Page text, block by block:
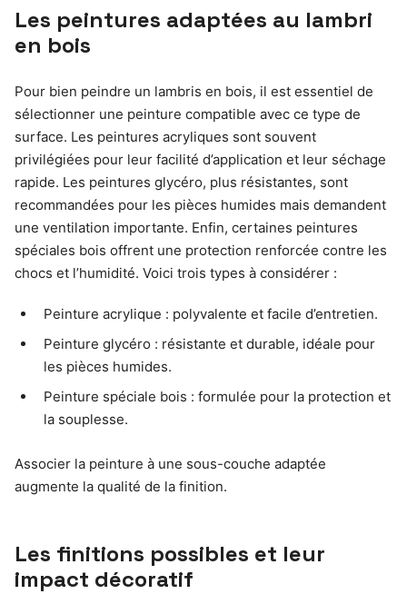
Les peintures adaptées au lambri
en bois
Pour bien peindre un lambris en bois, il est essentiel de
sélectionner une peinture compatible avec ce type de
surface. Les peintures acryliques sont souvent
privilégiées pour leur facilité d’application et leur séchage
rapide. Les peintures glycéro, plus résistantes, sont
recommandées pour les pièces humides mais demandent
une ventilation importante. Enfin, certaines peintures
spéciales bois offrent une protection renforcée contre les
chocs et l’humidité. Voici trois types à considérer :
Peinture acrylique : polyvalente et facile d’entretien.
Peinture glycéro : résistante et durable, idéale pour
les pièces humides.
Peinture spéciale bois : formulée pour la protection et
la souplesse.
Associer la peinture à une sous-couche adaptée
augmente la qualité de la finition.
Les finitions possibles et leur
impact décoratif